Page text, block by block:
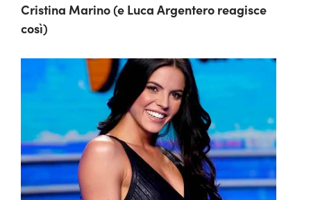
Cristina Marino (e Luca Argentero reagisce
così)